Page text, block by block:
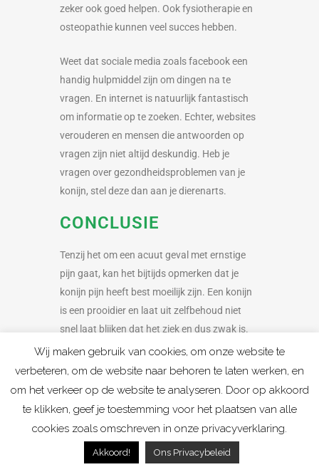
zeker ook goed helpen. Ook fysiotherapie en
osteopathie kunnen veel succes hebben.
Weet dat sociale media zoals facebook een
handig hulpmiddel zijn om dingen na te
vragen. En internet is natuurlijk fantastisch
om informatie op te zoeken. Echter, websites
verouderen en mensen die antwoorden op
vragen zijn niet altijd deskundig. Heb je
vragen over gezondheidsproblemen van je
konijn, stel deze dan aan je dierenarts.
CONCLUSIE
Tenzij het om een acuut geval met ernstige
pijn gaat, kan het bijtijds opmerken dat je
konijn pijn heeft best moeilijk zijn. Een konijn
is een prooidier en laat uit zelfbehoud niet
snel laat blijken dat het ziek en dus zwak is.
Zorg dat je je konijn goed in de gaten houdt,
zodat je het opmerkt als het dier zich anders
gedraagt dan gewoonlijk of een andere
houding aanneemt.
De hierboven beschreven signalen helpen
hierbij. Daarnaast is elk gedrag dat afwijkend
Wij maken gebruik van cookies, om onze website te
verbeteren, om de website naar behoren te laten werken, en
om het verkeer op de website te analyseren. Door op akkoord
te klikken, geef je toestemming voor het plaatsen van alle
cookies zoals omschreven in onze privacyverklaring.
Akkoord! Ons Privacybeleid